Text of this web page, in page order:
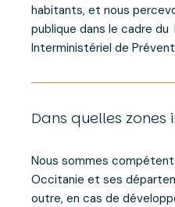
habitants, et nous
publique dans le cadre du
Interministériel de
Dans quelles zones
Nous sommes
Occitanie et ses
outre, en cas de